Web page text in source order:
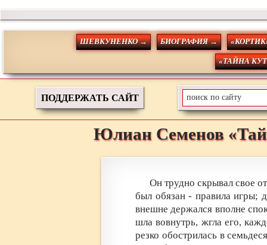
ШЕВКУНЕНКО → БИОГРАФИЯ →
«ТАЙНА
ПОДДЕРЖАТЬ САЙТ
Юлиан Семенов
Он трудно скрывал свое
был обязан - правила игры;
внешне держался вполне
шла вовнутрь, жгла его,
резко обострилась в